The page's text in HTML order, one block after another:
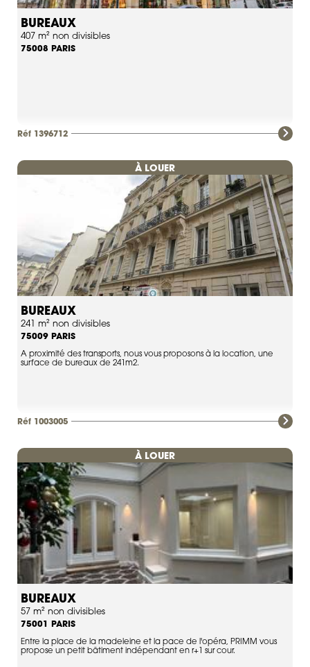
BUREAUX
407 m² non divisibles
75008 PARIS
Réf 1396712
À LOUER
BUREAUX
241 m² non divisibles
75009 PARIS
A proximité des transports, nous vous proposons à la location, une
surface de bureaux de 241m2.
Réf 1003005
À LOUER
BUREAUX
57 m² non divisibles
75001 PARIS
Entre la place de la madeleine et la pace de l'opéra, PRIMM vous
propose un petit bâtiment indépendant en r+1 sur cour.